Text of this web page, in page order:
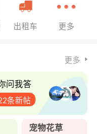
出租车 更多
更多
问我答
条新帖
宠物花草